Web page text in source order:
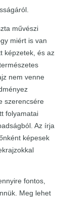
művészi
miért is van
képzetek, és az
nem venne
szerencsére
folyamatai
Az írja
képesek
fontos,
Meg lehet